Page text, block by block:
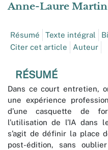
Anne-Laure Martin
Résumé Texte intégral
Citer cet article
Auteur
RÉSUMÉ
Dans ce court entretien,
une expérience
d’une casquette de
l’utilisation de l’IA dans
s’agit de définir la place
post-édition, sans